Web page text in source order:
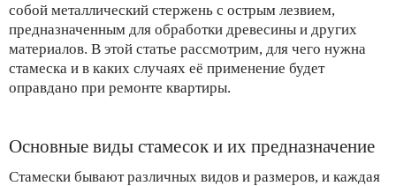
собой металлический стержень с острым лезвием,
предназначенным для обработки древесины и других
материалов. В этой статье рассмотрим, для чего нужна
стамеска и в каких случаях её применение будет
оправдано при ремонте квартиры.
Основные виды стамесок и их предназначение
Стамески бывают различных видов и размеров, и каждая